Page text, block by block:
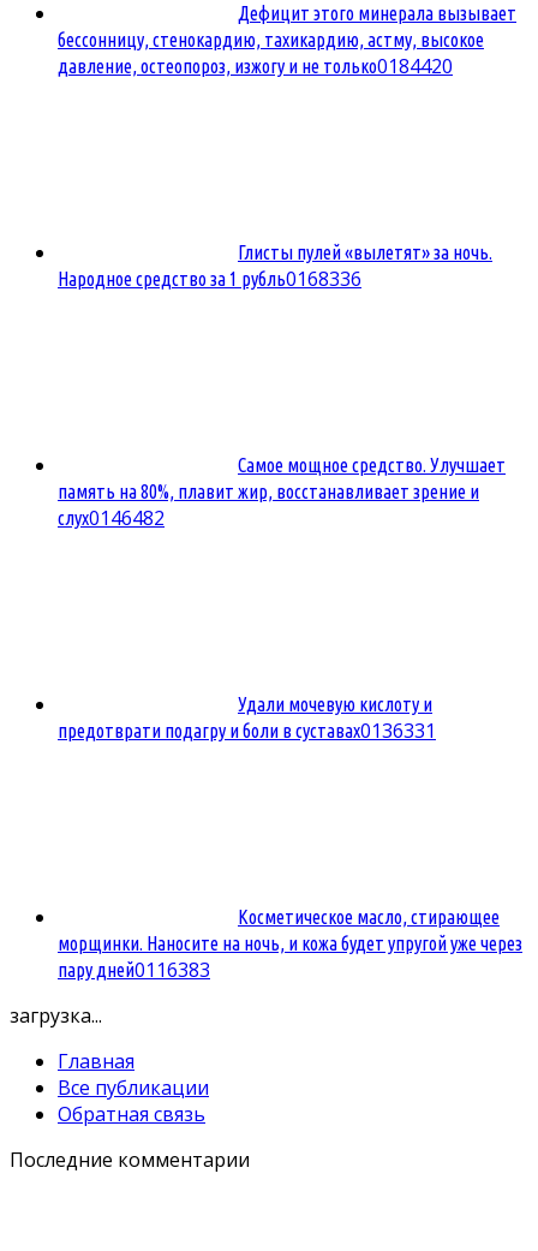
Дефицит этого минерала вызывает
бессонницу, стенокардию, тахикардию, астму, высокое
давление, остеопороз, изжогу и не только0184420
Глисты пулей «вылетят» за ночь.
Народное средство за 1 рубль0168336
Самое мощное средство. Улучшает
память на 80%, плавит жир, восстанавливает зрение и
слух0146482
Удали мочевую кислоту и
предотврати подагру и боли в суставах0136331
Косметическое масло, стирающее
морщинки. Наносите на ночь, и кожа будет упругой уже через
пару дней0116383
загрузка...
Главная
Все публикации
Обратная связь
Последние комментарии